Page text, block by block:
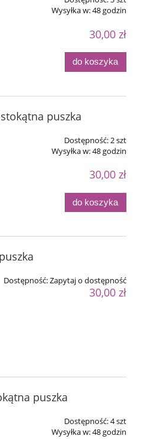
Wysyłka w:48 godzin
30,00 zł
do koszyka
puszka
Dostępność:2 szt
Wysyłka w:48 godzin
30,00 zł
do koszyka
Dostępność:Zapytaj o dostępność
30,00 zł
puszka
Dostępność:4 szt
Wysyłka w:48 godzin